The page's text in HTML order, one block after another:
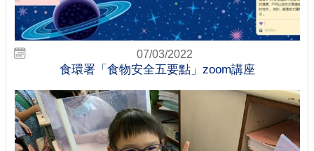
07/03/2022
食環署「食物安全五要點」zoom講座